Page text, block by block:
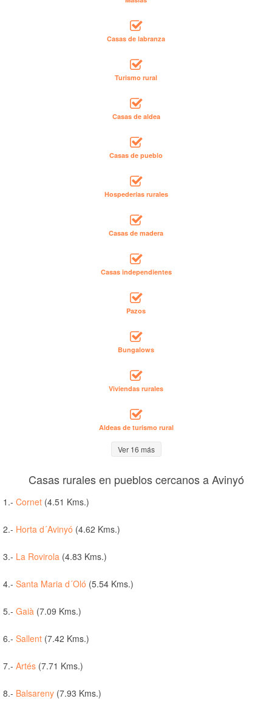
Casas de labranza
Turismo rural
Casas de aldea
Casas de pueblo
Hospederías rurales
Casas de madera
Casas independientes
Pazos
Bungalows
Viviendas rurales
Aldeas de turismo rural
Ver 16 más
Casas rurales en pueblos cercanos a Avinyó
1.- Cornet (4.51 Kms.)
2.- Horta d´Avinyó (4.62 Kms.)
3.- La Rovirola (4.83 Kms.)
4.- Santa Maria d´Oló (5.54 Kms.)
5.- Gaià (7.09 Kms.)
6.- Sallent (7.42 Kms.)
7.- Artés (7.71 Kms.)
8.- Balsareny (7.93 Kms.)